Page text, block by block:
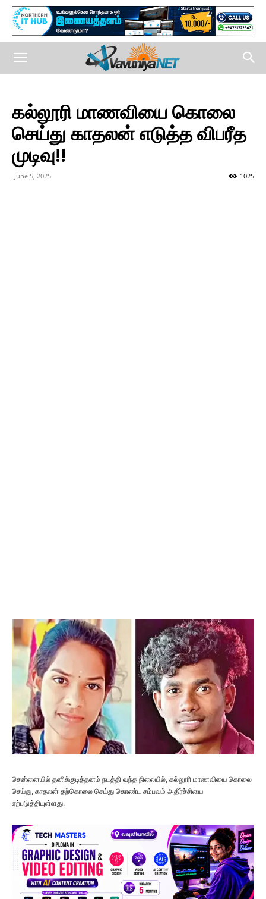
கல்லூரி மாணவியை கொலை
செய்து காதலன் எடுத்த விபரீத
முடிவு!!
June 5, 2025 1025
சென்னையில் தனிக்குடித்தனம் நடத்தி வந்த நிலையில், கல்லூரி மாணவியை கொலை
செய்து, காதலன் தற்கொலை செய்து கொண்ட சம்பவம் அதிர்ச்சியை
ஏற்படுத்தியுள்ளது.